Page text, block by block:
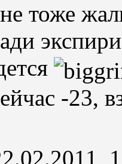
тоже
-23,